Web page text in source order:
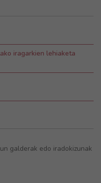
iragarkien lehiaketa
galderak edo iradokizunak